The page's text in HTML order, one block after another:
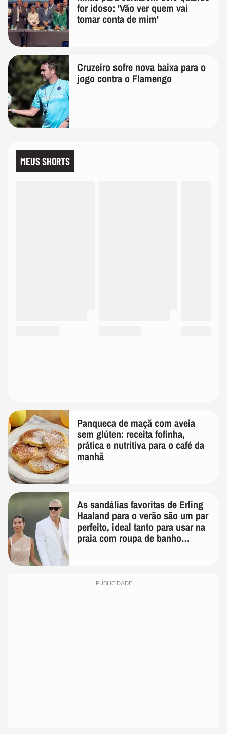
for idoso: 'Vão ver quem vai
tomar conta de mim'
Cruzeiro sofre nova baixa para o
jogo contra o Flamengo
MEUS SHORTS
Panqueca de maçã com aveia
sem glúten: receita fofinha,
prática e nutritiva para o café da
manhã
As sandálias favoritas de Erling
Haaland para o verão são um par
perfeito, ideal tanto para usar na
praia com roupa de banho
PUBLICIDADE